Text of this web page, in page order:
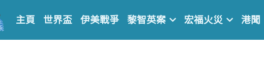
主頁 世界盃 伊美戰爭 黎智英案 宏福火災 港聞